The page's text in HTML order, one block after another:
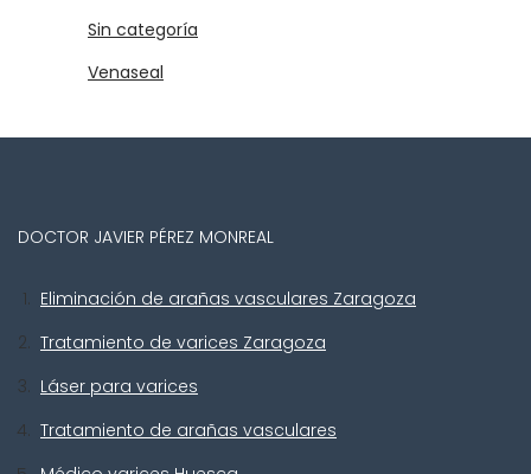
Sin categoría
Venaseal
DOCTOR JAVIER PÉREZ MONREAL
Eliminación de arañas vasculares Zaragoza
Tratamiento de varices Zaragoza
Láser para varices
Tratamiento de arañas vasculares